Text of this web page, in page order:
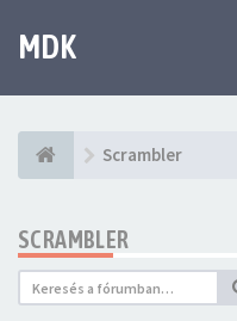
MDK
Scrambler
SCRAMBLER